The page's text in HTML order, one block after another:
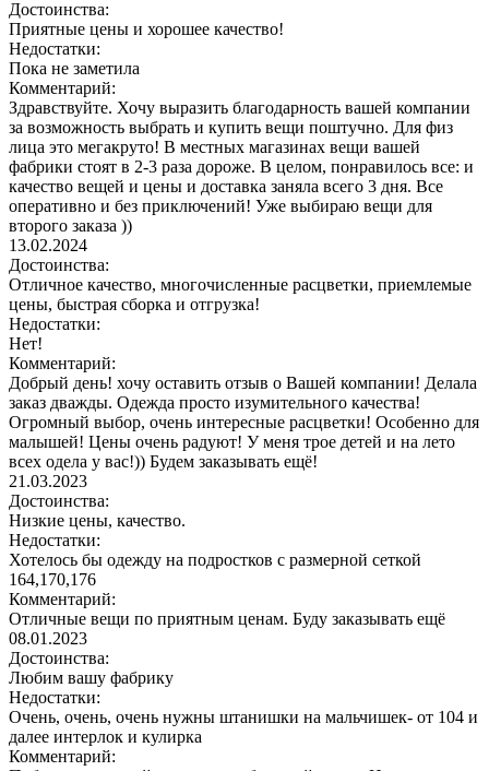
Достоинства:
Приятные цены и хорошее качество!
Недостатки:
Пока не заметила
Комментарий:
Здравствуйте. Хочу выразить благодарность вашей компании
за возможность выбрать и купить вещи поштучно. Для физ
лица это мегакруто! В местных магазинах вещи вашей
фабрики стоят в 2-3 раза дороже. В целом, понравилось все: и
качество вещей и цены и доставка заняла всего 3 дня. Все
оперативно и без приключений! Уже выбираю вещи для
второго заказа ))
13.02.2024
Достоинства:
Отличное качество, многочисленные расцветки, приемлемые
цены, быстрая сборка и отгрузка!
Недостатки:
Нет!
Комментарий:
Добрый день! хочу оставить отзыв о Вашей компании! Делала
заказ дважды. Одежда просто изумительного качества!
Огромный выбор, очень интересные расцветки! Особенно для
малышей! Цены очень радуют! У меня трое детей и на лето
всех одела у вас!)) Будем заказывать ещё!
21.03.2023
Достоинства:
Низкие цены, качество.
Недостатки:
Хотелось бы одежду на подростков с размерной сеткой
164,170,176
Комментарий:
Отличные вещи по приятным ценам. Буду заказывать ещё
08.01.2023
Достоинства:
Любим вашу фабрику
Недостатки:
Очень, очень, очень нужны штанишки на мальчишек- от 104 и
далее интерлок и кулирка
Комментарий: